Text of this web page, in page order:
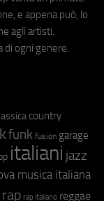
e appena può, lo
agli artisti.
di ogni genere.
country
funk fusion garage
italiani jazz
musica italiana
rap rap italiano reggae